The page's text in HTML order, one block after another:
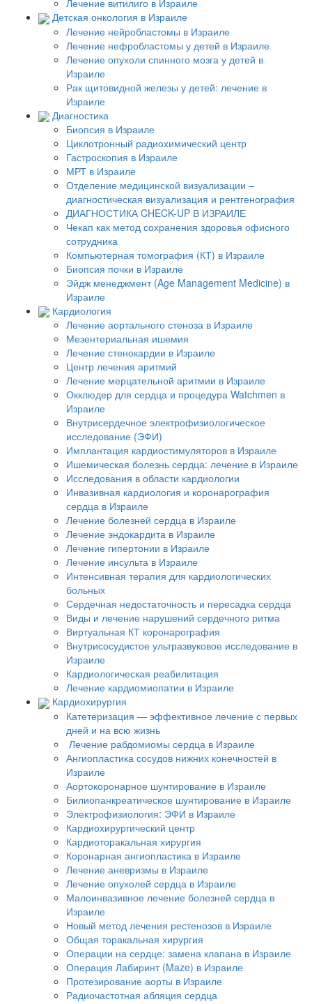
Лечение витилиго в Израиле
Детская онкология в Израиле
Лечение нейробластомы в Израиле
Лечение нефробластомы у детей в Израиле
Лечение опухоли спинного мозга у детей в
Израиле
Рак щитовидной железы у детей: лечение в
Израиле
Диагностика
Биопсия в Израиле
Циклотронный радиохимический центр
Гастроскопия в Израиле
МРТ в Израиле
Отделение медицинской визуализации –
диагностическая визуализация и рентгенография
ДИАГНОСТИКА CHECK-UP В ИЗРАИЛЕ
Чекап как метод сохранения здоровья офисного
сотрудника
Компьютерная томография (КТ) в Израиле
Биопсия почки в Израиле
Эйдж менеджмент (Age Management Medicine) в
Израиле
Кардиология
Лечение аортального стеноза в Израиле
Мезентериальная ишемия
Лечение стенокардии в Израиле
Центр лечения аритмий
Лечение мерцательной аритмии в Израиле
Окклюдер для сердца и процедура Watchmen в
Израиле
Внутрисердечное электрофизиологическое
исследование (ЭФИ)
Имплантация кардиостимуляторов в Израиле
Ишемическая болезнь сердца: лечение в Израиле
Исследования в области кардиологии
Инвазивная кардиология и коронарография
сердца в Израиле
Лечение болезней сердца в Израиле
Лечение эндокардита в Израиле
Лечение гипертонии в Израиле
Лечение инсульта в Израиле
Интенсивная терапия для кардиологических
больных
Сердечная недостаточность и пересадка сердца
Виды и лечение нарушений сердечного ритма
Виртуальная КТ коронарография
Внутрисосудистое ультразвуковое исследование в
Израиле
Кардиологическая реабилитация
Лечение кардиомиопатии в Израиле
Кардиохирургия
Катетеризация — эффективное лечение с первых
дней и на всю жизнь
Лечение рабдомиомы сердца в Израиле
Ангиопластика сосудов нижних конечностей в
Израиле
Аортокоронарное шунтирование в Израиле
Билиопанкреатическое шунтирование в Израиле
Электрофизиология: ЭФИ в Израиле
Кардиохирургический центр
Кардиоторакальная хирургия
Коронарная ангиопластика в Израиле
Лечение аневризмы в Израиле
Лечение опухолей сердца в Израиле
Малоинвазивное лечение болезней сердца в
Израиле
Новый метод лечения рестенозов в Израиле
Общая торакальная хирургия
Операции на сердце: замена клапана в Израиле
Операция Лабиринт (Maze) в Израиле
Протезирование аорты в Израиле
Радиочастотная абляция сердца